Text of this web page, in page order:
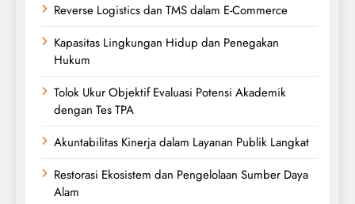
Reverse Logistics dan TMS dalam E-Commerce
Kapasitas Lingkungan Hidup dan Penegakan
Hukum
Tolok Ukur Objektif Evaluasi Potensi Akademik
dengan Tes TPA
Akuntabilitas Kinerja dalam Layanan Publik Langkat
Restorasi Ekosistem dan Pengelolaan Sumber Daya
Alam